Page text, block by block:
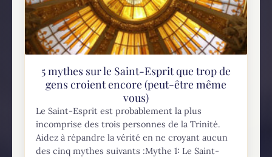
5 mythes sur le Saint-Esprit que trop de
gens croient encore (peut-être même
vous)
Le Saint-Esprit est probablement la plus
incomprise des trois personnes de la Trinité.
Aidez à répandre la vérité en ne croyant aucun
des cinq mythes suivants :Mythe 1: Le Saint-